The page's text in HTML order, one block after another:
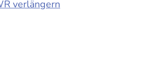
verlängern